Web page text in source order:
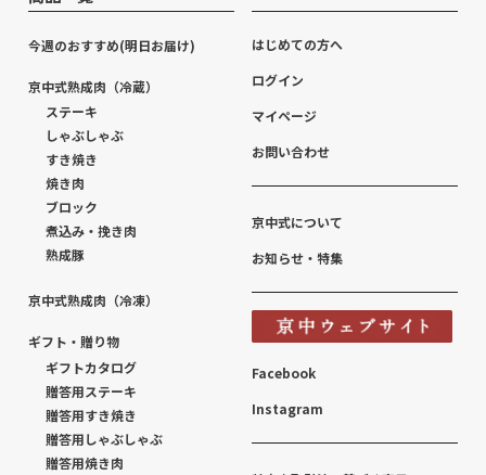
今週のおすすめ(明日お届け)
京中式熟成肉（冷蔵）
ステーキ
しゃぶしゃぶ
すき焼き
焼き肉
ブロック
煮込み・挽き肉
熟成豚
京中式熟成肉（冷凍）
ギフト・贈り物
ギフトカタログ
贈答用ステーキ
贈答用すき焼き
贈答用しゃぶしゃぶ
贈答用焼き肉
はじめての方へ
ログイン
マイページ
お問い合わせ
京中式について
お知らせ・特集
Facebook
Instagram